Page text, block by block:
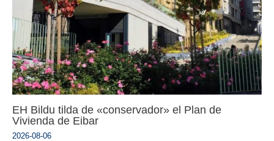
EH Bildu tilda de «conservador» el Plan de
Vivienda de Eibar
2026-08-06